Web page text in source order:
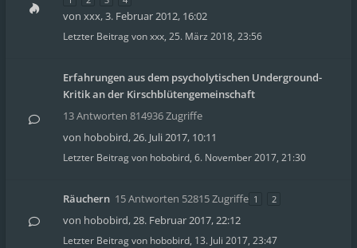
von xxx,3. Februar 2012, 16:02
Letzter Beitrag vonxxx, 25. März 2018, 23:56
Erfahrungen aus dem psycholytischen Underground-
Kritik an der Kirschblütengemeinschaft
13 Antworten 814936 Zugriffe
von hobobird,26. Juli 2017, 10:11
Letzter Beitrag von hobobird, 6. November 2017, 21:30
Räuchern 15 Antworten 52815 Zugriffe 1 2
von hobobird,28. Februar 2017, 22:12
Letzter Beitrag von hobobird, 13. Juli 2017, 23:47